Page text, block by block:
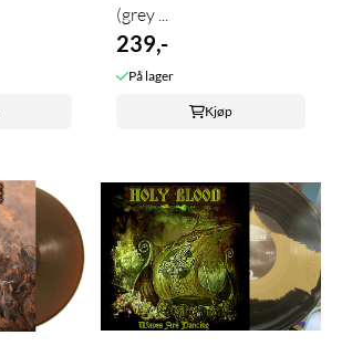
(grey ...
239,-
På lager
Kjøp